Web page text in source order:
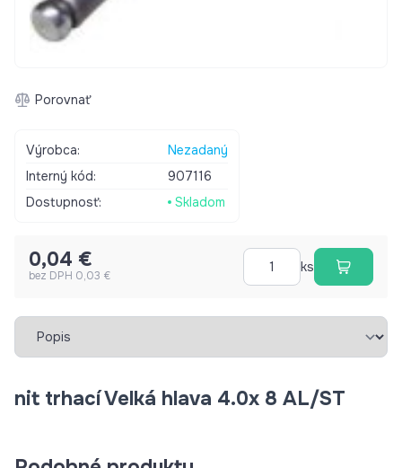
Porovnať
Výrobca:
Nezadaný
Interný kód:
907116
Dostupnosť:
Skladom
0,04 €
bez DPH 0,03 €
ks
Vybrať záložku
nit trhací Velká hlava 4.0x 8 AL/ST